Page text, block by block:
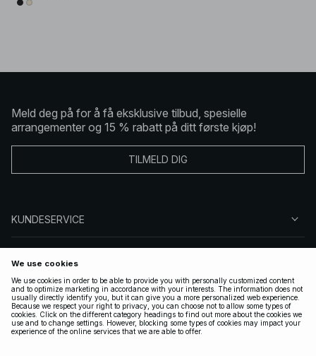
Meld deg på for å få eksklusive tilbud, spesielle
arrangementer og 15 % rabatt på ditt første kjøp!
TILMELD DIG
KUNDESERVICE
FØLG OSS
LOVLIG